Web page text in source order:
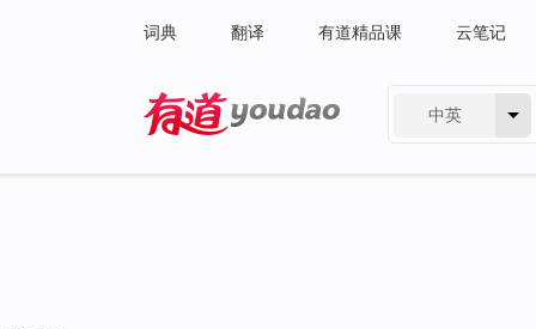
词典 翻译 有道精品课 云笔记
中英